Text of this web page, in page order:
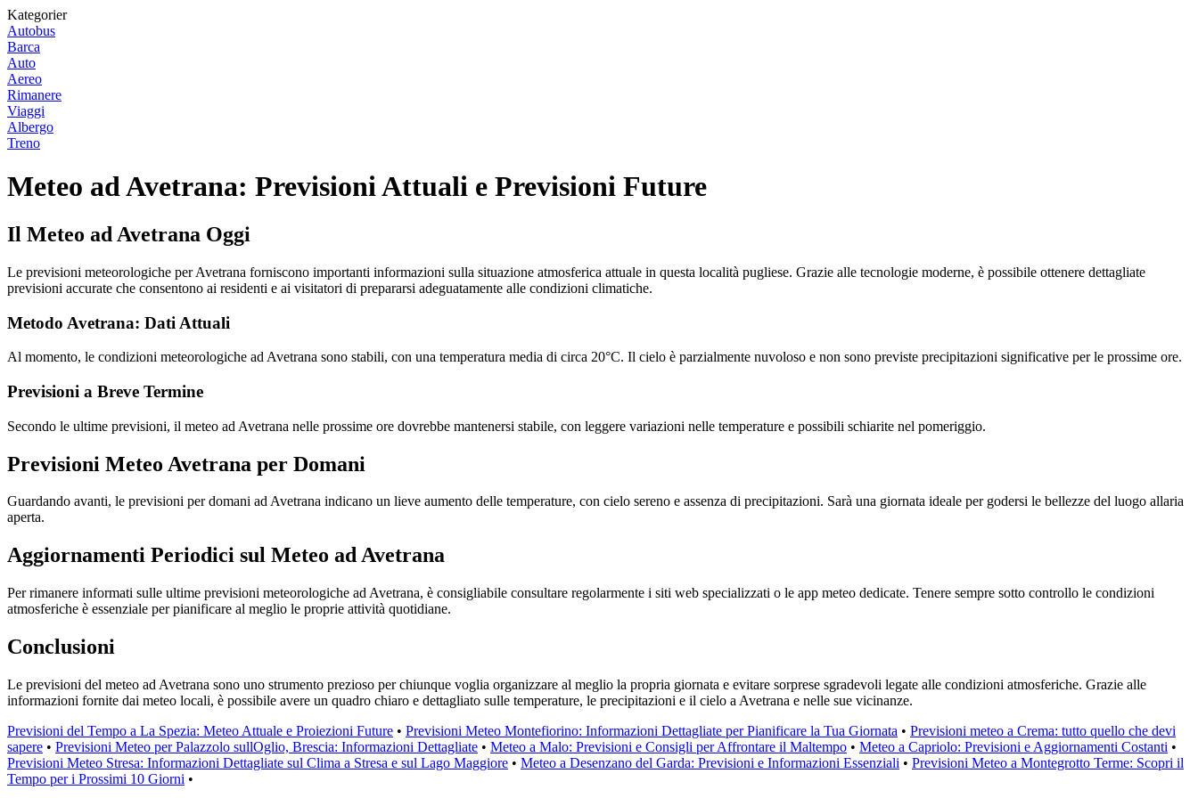
Kategorier
Autobus
Barca
Auto
Aereo
Rimanere
Viaggi
Albergo
Treno
Meteo ad Avetrana: Previsioni Attuali e Previsioni Future
Il Meteo ad Avetrana Oggi
Le previsioni meteorologiche per Avetrana forniscono importanti informazioni sulla situazione atmosferica attuale in questa località pugliese. Grazie alle tecnologie moderne, è possibile ottenere dettagliate
previsioni accurate che consentono ai residenti e ai visitatori di prepararsi adeguatamente alle condizioni climatiche.
Metodo Avetrana: Dati Attuali
Al momento, le condizioni meteorologiche ad Avetrana sono stabili, con una temperatura media di circa 20°C. Il cielo è parzialmente nuvoloso e non sono previste precipitazioni significative per le prossime ore.
Previsioni a Breve Termine
Secondo le ultime previsioni, il meteo ad Avetrana nelle prossime ore dovrebbe mantenersi stabile, con leggere variazioni nelle temperature e possibili schiarite nel pomeriggio.
Previsioni Meteo Avetrana per Domani
Guardando avanti, le previsioni per domani ad Avetrana indicano un lieve aumento delle temperature, con cielo sereno e assenza di precipitazioni. Sarà una giornata ideale per godersi le bellezze del luogo allaria
aperta.
Aggiornamenti Periodici sul Meteo ad Avetrana
Per rimanere informati sulle ultime previsioni meteorologiche ad Avetrana, è consigliabile consultare regolarmente i siti web specializzati o le app meteo dedicate. Tenere sempre sotto controllo le condizioni
atmosferiche è essenziale per pianificare al meglio le proprie attività quotidiane.
Conclusioni
Le previsioni del meteo ad Avetrana sono uno strumento prezioso per chiunque voglia organizzare al meglio la propria giornata e evitare sorprese sgradevoli legate alle condizioni atmosferiche. Grazie alle
informazioni fornite dai meteo locali, è possibile avere un quadro chiaro e dettagliato sulle temperature, le precipitazioni e il cielo a Avetrana e nelle sue vicinanze.
Previsioni del Tempo a La Spezia: Meteo Attuale e Proiezioni Future • Previsioni Meteo Montefiorino: Informazioni Dettagliate per Pianificare la Tua Giornata • Previsioni meteo a Crema: tutto quello che devi
sapere • Previsioni Meteo per Palazzolo sullOglio, Brescia: Informazioni Dettagliate • Meteo a Malo: Previsioni e Consigli per Affrontare il Maltempo • Meteo a Capriolo: Previsioni e Aggiornamenti Costanti •
Previsioni Meteo Stresa: Informazioni Dettagliate sul Clima a Stresa e sul Lago Maggiore • Meteo a Desenzano del Garda: Previsioni e Informazioni Essenziali • Previsioni Meteo a Montegrotto Terme: Scopri il
Tempo per i Prossimi 10 Giorni •